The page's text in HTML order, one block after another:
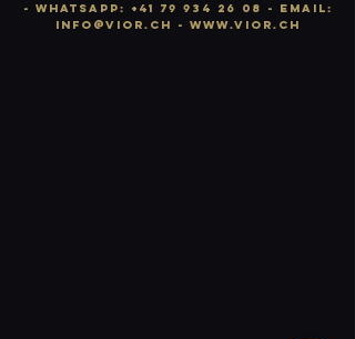
- WhatsApp: +41 79 934 26 08
- email:
info @vior.ch - www.vior.ch